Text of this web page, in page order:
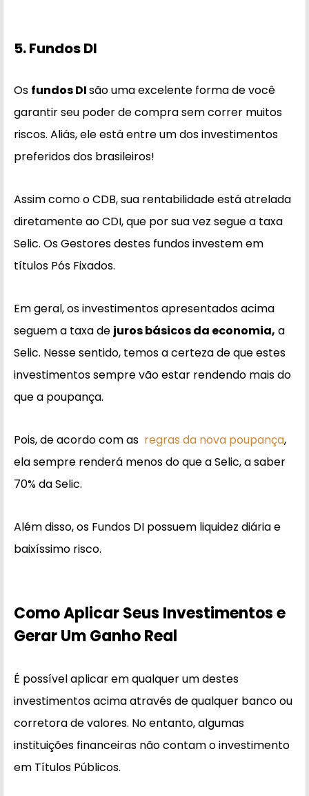
5. Fundos DI
Os fundos DIsão uma excelente forma de você
garantir seu poder de compra sem correr muitos
riscos. Aliás, ele está entre um dos investimentos
preferidos dos brasileiros!
Assim como o CDB, sua rentabilidade está atrelada
diretamente ao CDI, que por sua vez segue a taxa
Selic. Os Gestores destes fundos investem em
títulos Pós Fixados.
Em geral, os investimentos apresentados acima
seguem a taxa de juros básicos da economia, a
Selic. Nesse sentido, temos a certeza de que estes
investimentos sempre vão estar rendendo mais do
que a poupança.
Pois, de acordo com as regras da nova poupança,
ela sempre renderá menos do que a Selic, a saber
70% da Selic.
Além disso, os Fundos DI possuem liquidez diária e
baixíssimo risco.
Como Aplicar Seus Investimentos e
Gerar Um Ganho Real
É possível aplicar em qualquer um destes
investimentos acima através de qualquer banco ou
corretora de valores. No entanto, algumas
instituições financeiras não contam o investimento
em Títulos Públicos.